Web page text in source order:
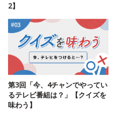
2】
第3回「今、4チャンでやってい
るテレビ番組は？」【クイズを
味わう】